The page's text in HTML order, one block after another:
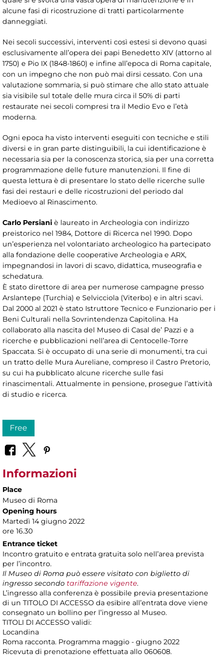
alcune fasi di ricostruzione di tratti particolarmente
danneggiati.
Nei secoli successivi, interventi così estesi si devono quasi
esclusivamente all’opera dei papi Benedetto XIV (attorno al
1750) e Pio IX (1848-1860) e infine all’epoca di Roma capitale,
con un impegno che non può mai dirsi cessato. Con una
valutazione sommaria, si può stimare che allo stato attuale
sia visibile sul totale delle mura circa il 50% di parti
restaurate nei secoli compresi tra il Medio Evo e l’età
moderna.
Ogni epoca ha visto interventi eseguiti con tecniche e stili
diversi e in gran parte distinguibili, la cui identificazione è
necessaria sia per la conoscenza storica, sia per una corretta
programmazione delle future manutenzioni. Il fine di
questa lettura è di presentare lo stato delle ricerche sulle
fasi dei restauri e delle ricostruzioni del periodo dal
Medioevo al Rinascimento.
Carlo Persiani è laureato in Archeologia con indirizzo
preistorico nel 1984, Dottore di Ricerca nel 1990. Dopo
un’esperienza nel volontariato archeologico ha partecipato
alla fondazione delle cooperative Archeologia e ARX,
impegnandosi in lavori di scavo, didattica, museografia e
schedatura.
È stato direttore di area per numerose campagne presso
Arslantepe (Turchia) e Selvicciola (Viterbo) e in altri scavi.
Dal 2000 al 2021 è stato Istruttore Tecnico e Funzionario per i
Beni Culturali nella Sovrintendenza Capitolina. Ha
collaborato alla nascita del Museo di Casal de’ Pazzi e a
ricerche e pubblicazioni nell’area di Centocelle-Torre
Spaccata. Si è occupato di una serie di monumenti, tra cui
un tratto delle Mura Aureliane, compreso il Castro Pretorio,
su cui ha pubblicato alcune ricerche sulle fasi
rinascimentali. Attualmente in pensione, prosegue l’attività
di studio e ricerca.
Free
Informazioni
Place
Museo di Roma
Opening hours
Martedì 14 giugno 2022
ore 16.30
Entrance ticket
Incontro gratuito e entrata gratuita solo nell’area prevista
per l’incontro.
Il Museo di Roma può essere visitato con biglietto di
ingresso secondo tariffazione vigente.
L’ingresso alla conferenza è possibile previa presentazione
di un TITOLO DI ACCESSO da esibire all’entrata dove viene
consegnato un bollino per l’ingresso al Museo.
TITOLI DI ACCESSO validi:
Locandina
Roma racconta. Programma maggio - giugno 2022
Ricevuta di prenotazione effettuata allo 060608.